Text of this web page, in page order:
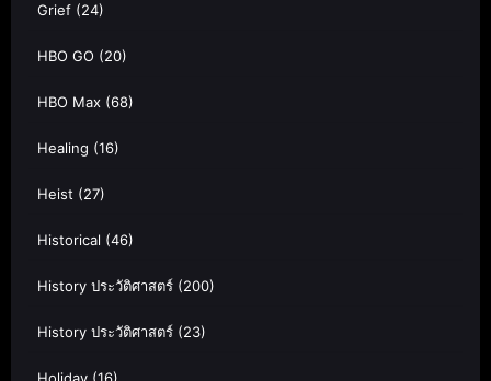
Grief (24)
HBO GO (20)
HBO Max (68)
Healing (16)
Heist (27)
Historical (46)
History ประวัติศาสตร์ (200)
History ประวัติศาสตร์ (23)